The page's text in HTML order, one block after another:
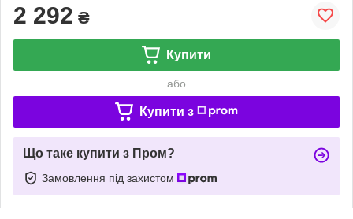
2 292 ₴
Купити
або
Купити з
Що таке купити з Пром?
Замовлення під захистом